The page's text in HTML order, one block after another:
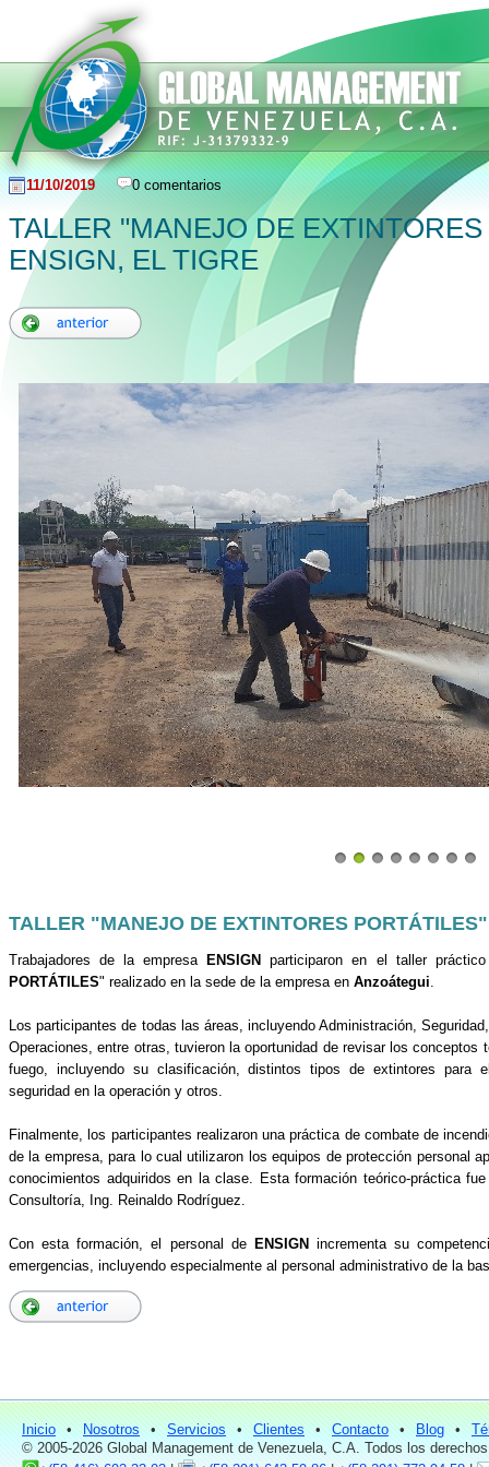
11/10/2019 0 comentarios
TALLER "MANEJO DE
ENSIGN, EL TIGRE
TALLER "MANEJO DE EXTINTORES
Trabajadores de la empresaENSIGN participaron en el taller
PORTÁTILES" realizado en la sede de la empresa en Anzoátegui
Los participantes de todas las áreas, incluyendo Administración,
Operaciones, entre otras, tuvieron la oportunidad de revisar los
fuego, incluyendo su clasificación, distintos tipos de extintores para
seguridad en la operación y otros.
Finalmente, los participantes realizaron una práctica de combate de
de la empresa, para lo cual utilizaron los equipos de protección personal
conocimientos adquiridos en la clase. Esta formación teórico-práctica
Consultoría, Ing. Reinaldo Rodríguez.
Con esta formación, el personal de ENSIGNincrementa su
emergencias, incluyendo especialmente al personal administrativo de la
Inicio • Nosotros • Servicios • Clientes • Contacto • Blog •
© 2005-2026 Global Management de Venezuela, C.A. Todos los